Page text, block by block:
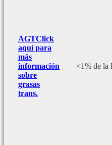
AGTClick
aquí para
más
información
sobre
grasas
trans.
<1% de la